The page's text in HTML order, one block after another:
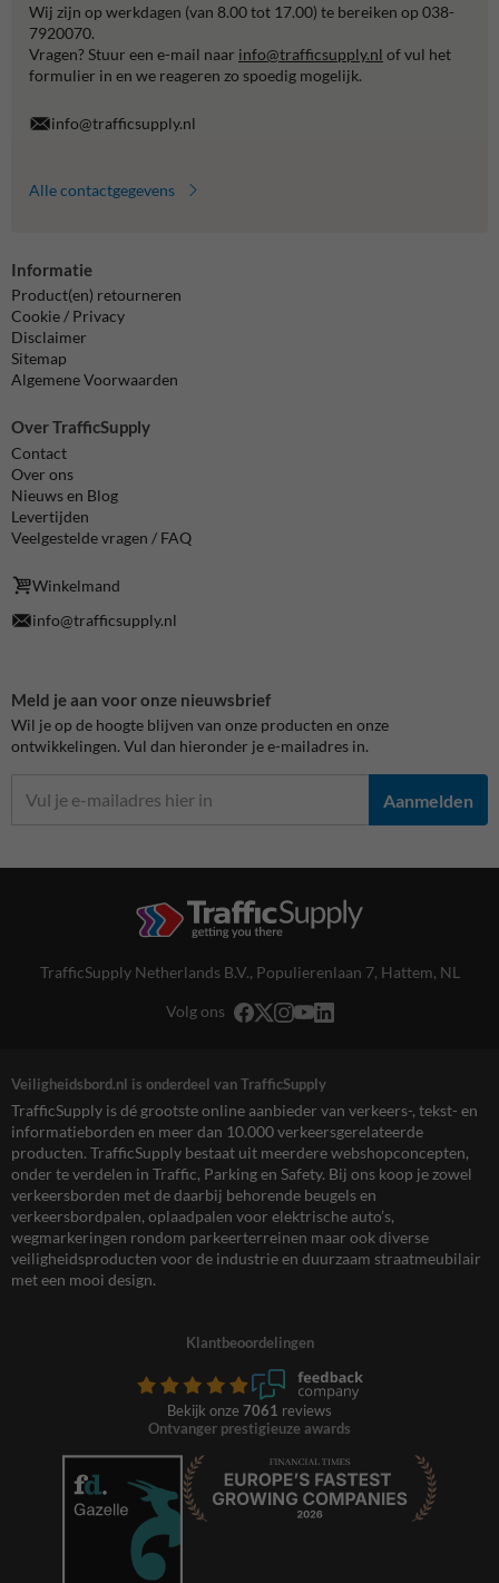
Wij zijn op werkdagen (van 8.00 tot 17.00) te bereiken op 038-
7920070.
Vragen? Stuur een e-mail naar info@trafficsupply.nl of vul het
formulier in en we reageren zo spoedig mogelijk.
info@trafficsupply.nl
Alle contactgegevens
Informatie
Product(en) retourneren
Cookie / Privacy
Disclaimer
Sitemap
Algemene Voorwaarden
Over TrafficSupply
Contact
Over ons
Nieuws en Blog
Levertijden
Veelgestelde vragen / FAQ
Winkelmand
info@trafficsupply.nl
Meld je aan voor onze nieuwsbrief
Wil je op de hoogte blijven van onze producten en onze
ontwikkelingen. Vul dan hieronder je e-mailadres in.
Aanmelden
TrafficSupply Netherlands B.V., Populierenlaan 7, Hattem, NL
Volg ons
Veiligheidsbord.nl is onderdeel van TrafficSupply
TrafficSupply is dé grootste online aanbieder van verkeers-, tekst- en
informatieborden en meer dan 10.000 verkeersgerelateerde
producten. TrafficSupply bestaat uit meerdere webshopconcepten,
onder te verdelen in Traffic, Parking en Safety. Bij ons koop je zowel
verkeersborden met de daarbij behorende beugels en
verkeersbordpalen, oplaadpalen voor elektrische auto’s,
wegmarkeringen rondom parkeerterreinen maar ook diverse
veiligheidsproducten voor de industrie en duurzaam straatmeubilair
met een mooi design.
Klantbeoordelingen
Bekijk onze 7061 reviews
Ontvanger prestigieuze awards